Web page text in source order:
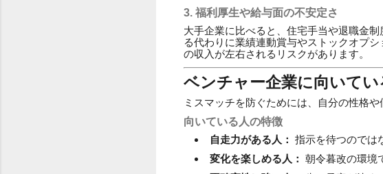
3. 福利厚生や給与面の不安定さ
大手企業に比べると、住宅手当や退職金
る代わりに業績連動賞与やストックオプ
の収入が左右されるリスクがあります。
ベンチャー企業に向いて
ミスマッチを防ぐためには、自分の性格
向いている人の特徴
自走力がある人： 指示を待つのでは
変化を楽しめる人： 朝令暮改の環境